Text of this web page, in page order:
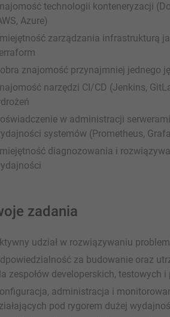
technologii konteneryzacji
Azure)
zarządzania infrastrukturą
znajomość przynajmniej jednego
narzędzi CI/CD (Jenkins,
w administracji
systemów (Prometheus,
diagnozowania i
zadania
udział w rozwiązywaniu
za budowanie oraz
zespołów developerskich, testowych
administracja i
pod rygorem dużej